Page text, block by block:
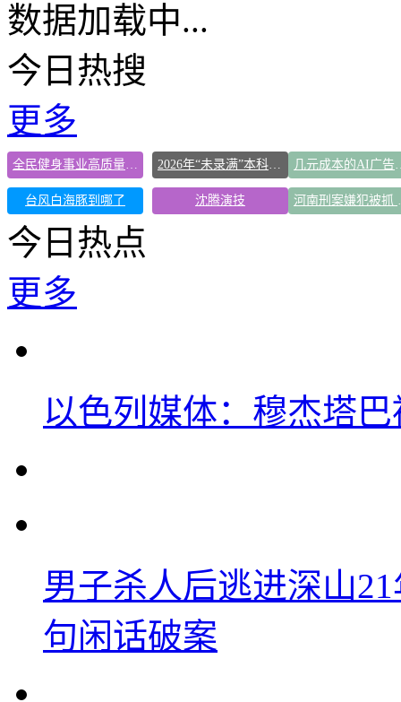
数据加载中...
今日热搜
更多
全民健身事业高质量发展 2026年“未录满”本科专业排行榜出炉 几元成本
台风白海豚到哪了 沈腾演技 河南
今日热点
更多
以色列媒体：穆杰塔
男子杀人后逃进深山
句闲话破案